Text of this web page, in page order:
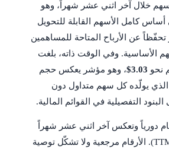
خلال آخر اثني عشر شهراً، وهو
كامل الأسهم القابلة للتحويل
عن الأرباح المتاحة للمساهمين
الأساسية. وفي الوقت ذاته، بلغت
نحو $3.03، وهو مؤشر يعكس حجم
الذي يولّده كل سهم متداول دون
التفصيلية في القوائم المالية.
دورياً وتعكس آخر اثني عشر شهراً
مالياً منشورة (TTM). الأرقام مرجعية ولا تشكّل توصية